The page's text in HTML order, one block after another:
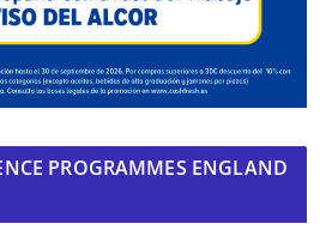
PROGRAMMES ENGLAND